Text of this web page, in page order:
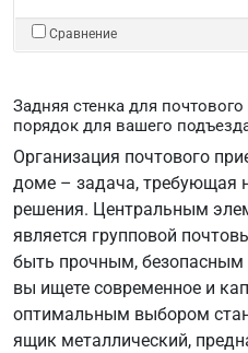
Сравнение
Задняя стенка для
порядок для вашего
Организация почтового
доме – задача, требующая
решения. Центральным
является групповой
быть прочным,
вы ищете современное и
оптимальным выбором
ящик металлический,